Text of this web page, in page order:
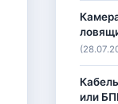
или